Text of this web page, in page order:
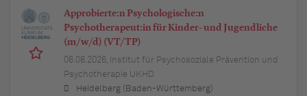
Approbierte:n Psychologische:n
Psychotherapeut:in für Kinder- und Jugendliche
(m/w/d) (VT/TP)
06.08.2026,
Institut für Psychosoziale Prävention und
Psychotherapie UKHD
Heidelberg (Baden-Württemberg)